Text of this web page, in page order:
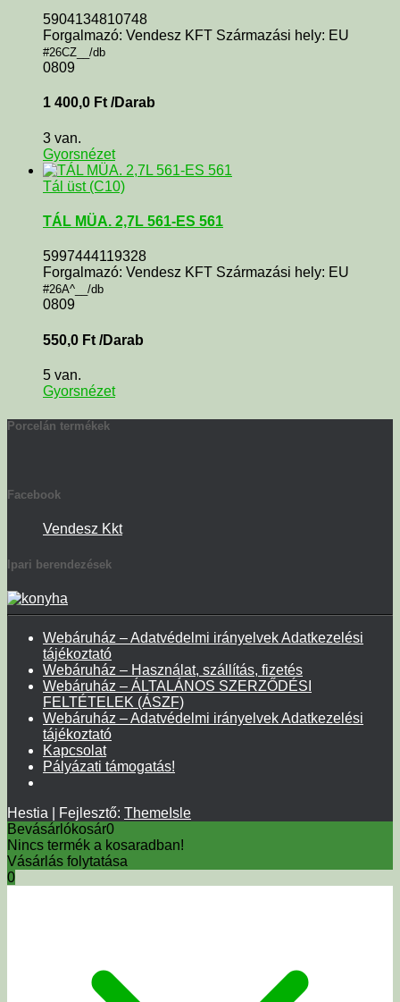
5904134810748
Forgalmazó: Vendesz KFT Származási hely: EU
#26CZ__/db
0809
1 400,0 Ft /Darab
3 van.
Gyorsnézet
Tál üst (C10)
TÁL MÜA. 2,7L 561-ES 561
5997444119328
Forgalmazó: Vendesz KFT Származási hely: EU
#26A^__/db
0809
550,0 Ft /Darab
5 van.
Gyorsnézet
Porcelán termékek
Facebook
Vendesz Kkt
Ipari berendezések
Webáruház – Adatvédelmi irányelvek Adatkezelési
tájékoztató
Webáruház – Használat, szállítás, fizetés
Webáruház – ÁLTALÁNOS SZERZŐDÉSI
FELTÉTELEK (ÁSZF)
Webáruház – Adatvédelmi irányelvek Adatkezelési
tájékoztató
Kapcsolat
Pályázati támogatás!
Hestia | Fejlesztő: ThemeIsle
Bevásárlókosár0
Nincs termék a kosaradban!
Vásárlás folytatása
0